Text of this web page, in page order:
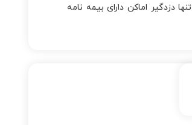
دزدگیر اماکن دارای بیمه نامه